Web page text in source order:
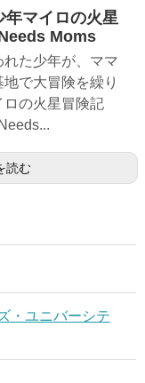
年マイロの火星
Moms
た少年が、ママ
で大冒険を繰り
ロの火星冒険記
読む
・ユニバーシテ